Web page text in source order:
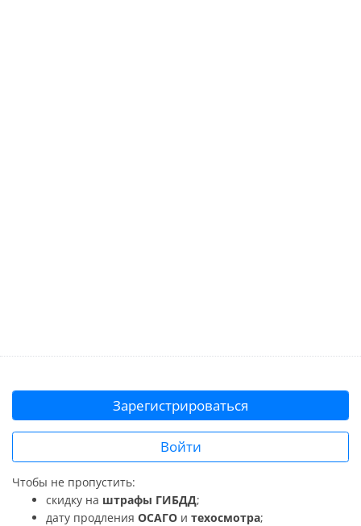
Зарегистрироваться
Войти
Чтобы не пропустить:
скидку на штрафы ГИБДД;
дату продления ОСАГО и техосмотра;